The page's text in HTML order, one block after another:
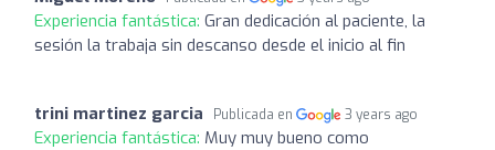
Experiencia fantástica: Gran dedicación al paciente, la
sesión la trabaja sin descanso desde el inicio al fin
trini martinez garcia Publicada en 3 years ago
Experiencia fantástica: Muy muy bueno como